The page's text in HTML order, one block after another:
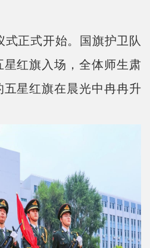
式正式开始。国旗护卫队
红旗入场，全体师生肃
星红旗在晨光中冉冉升